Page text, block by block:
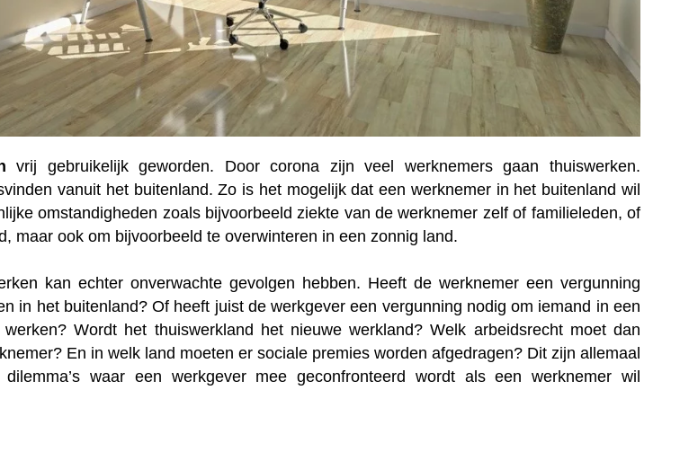
vrij gebruikelijk geworden. Door corona zijn veel werknemers gaan thuiswerken.
vanuit het buitenland. Zo is het mogelijk dat een werknemer in het buitenland wil
omstandigheden zoals bijvoorbeeld ziekte van de werknemer zelf of familieleden, of
maar ook om bijvoorbeeld te overwinteren in een zonnig land.
kan echter onverwachte gevolgen hebben. Heeft de werknemer een vergunning
in het buitenland? Of heeft juist de werkgever een vergunning nodig om iemand in een
Wordt het thuiswerkland het nieuwe werkland? Welk arbeidsrecht moet dan
En in welk land moeten er sociale premies worden afgedragen? Dit zijn allemaal
waar een werkgever mee geconfronteerd wordt als een werknemer wil